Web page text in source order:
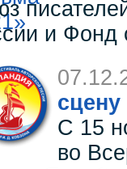
и Фонд
С 15
во